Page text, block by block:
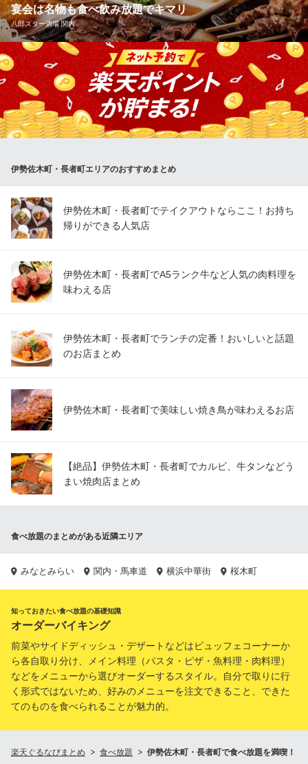
お好み焼き ポン吉 本店
関西風 お好み焼き
ＪＲ根岸線関内駅 徒歩5分
神奈川県横浜市中区若葉町2-21 アイナレアビラ1F
宴会は名物も食べ飲み放題でキマリ
八郎スター酒場 関内
金額を気にせず気軽に楽しむ宴会は【店内ほぼ全メニュー食べ放
題&飲み放題コース】で決まり！ほとんどのお料理が食べ放題！
「炭火串焼き」に「ホルモン焼きそば」、「八郎煮込み」「八郎
炒め」など当店の人気メニューがずらり勢揃い♪しかもお時間は3
時間！たっぷり食べ&飲み放題をお楽しみいただけます。
関内駅近の炭火焼酒場
神奈川県横浜市中区羽衣町2-6-1 グランステイツ関内101
伊勢佐木町・長者町エリアのおすすめまとめ
伊勢佐木町・長者町でテイクアウトならここ！お持ち
帰りができる人気店
伊勢佐木町・長者町でA5ランク牛など人気の肉料理を
味わえる店
伊勢佐木町・長者町でランチの定番！おいしいと話題
のお店まとめ
伊勢佐木町・長者町で美味しい焼き鳥が味わえるお店
【絶品】伊勢佐木町・長者町でカルビ、牛タンなどう
まい焼肉店まとめ
食べ放題のまとめがある近隣エリア
みなとみらい 関内・馬車道 横浜中華街 桜木町
知っておきたい食べ放題の基礎知識
オーダーバイキング
前菜やサイドディッシュ・デザートなどはビュッフェコーナーか
ら各自取り分け、メイン料理（パスタ・ピザ・魚料理・肉料理）
などをメニューから選びオーダーするスタイル。自分で取りに行
く形式ではないため、好みのメニューを注文できること、できた
てのものを食べられることが魅力的。
楽天ぐるなびまとめ 食べ放題 伊勢佐木町・長者町で食べ放題を満喫！